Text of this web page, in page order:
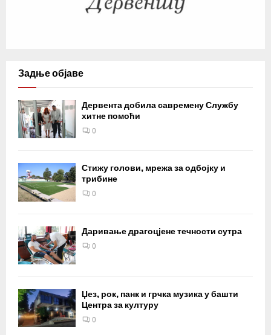
Задње објаве
Дервента добила савремену Службу
хитне помоћи
0
Стижу голови, мрежа за одбојку и
трибине
0
Даривање драгоцјене течности сутра
0
Џез, рок, панк и грчка музика у башти
Центра за културу
0